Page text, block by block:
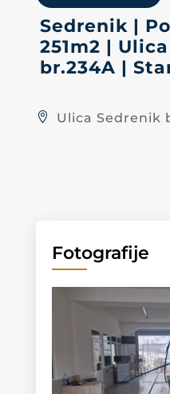
Sedrenik |
251m2 |
br.234A |
Ulica Sedrenik
Fotografije